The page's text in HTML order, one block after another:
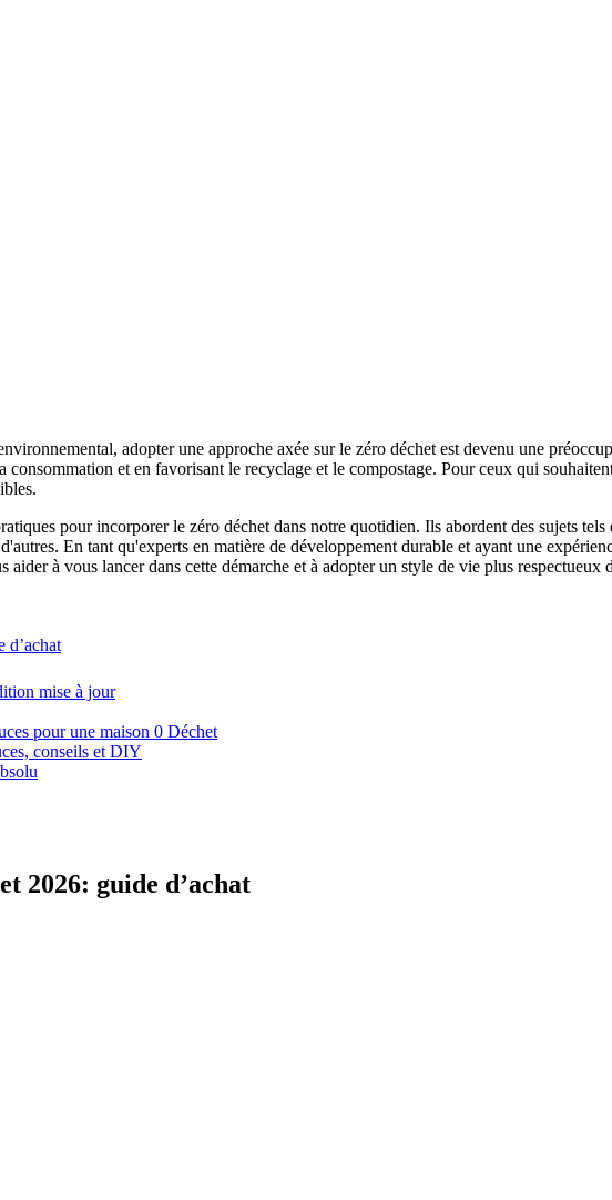
adopter une approche axée sur le zéro déchet est devenu une
et en favorisant le recyclage et le compostage. Pour ceux qui
pour incorporer le zéro déchet dans notre quotidien. Ils abordent des sujets
En tant qu'experts en matière de développement durable et ayant une
à vous lancer dans cette démarche et à adopter un style de vie plus respectueux
d’achat
mise à jour
pour une maison 0 Déchet
conseils et DIY
2026: guide d’achat